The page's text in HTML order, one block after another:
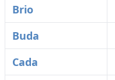
Brio
Buda
Cada